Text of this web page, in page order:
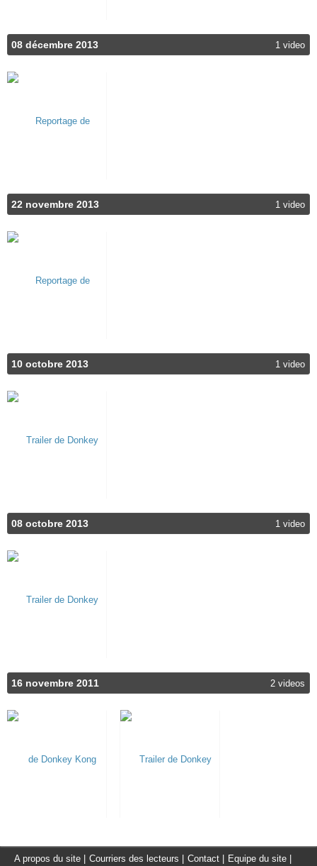
08 décembre 2013 1 video
22 novembre 2013 1 video
10 octobre 2013 1 video
08 octobre 2013 1 video
16 novembre 2011 2 videos
A propos du site Courriers des lecteurs Contact Equipe du site